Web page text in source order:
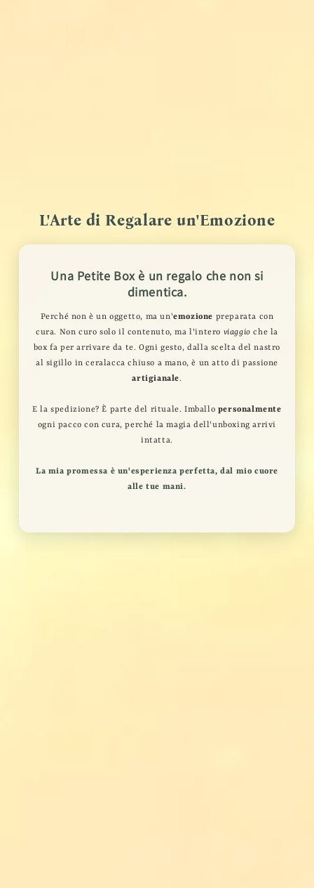
L'Arte di Regalare un'Emozione
Una Petite Box è un regalo che non si
dimentica.
Perché non è un oggetto, ma un'emozione preparata con
cura. Non curo solo il contenuto, ma l'intero viaggio che la
box fa per arrivare da te. Ogni gesto, dalla scelta del nastro
al sigillo in ceralacca chiuso a mano, è un atto di passione
artigianale.
E la spedizione? È parte del rituale. Imballo personalmente
ogni pacco con cura, perché la magia dell'unboxing arrivi
intatta.
La mia promessa è un'esperienza perfetta, dal mio cuore
alle tue mani.